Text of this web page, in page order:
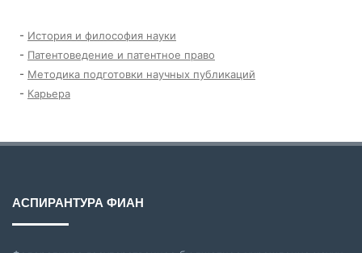
- История и философия науки
- Патентоведение и патентное право
- Методика подготовки научных публикаций
- Карьера
АСПИРАНТУРА ФИАН